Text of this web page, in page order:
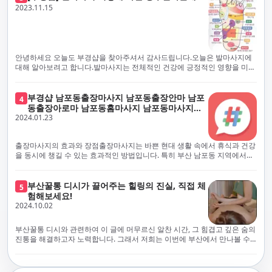
체보다는 부경샵과 같이 안전과 고객 편의를 최우선으로 생각하는 업체를
선택하는 것이 중요합니다.부산에서 러시아 홈케어를 전문으로 하는 부경샵
은, 항상 후불제로 운영하면서 청결과 안전을 가장 중요하게 여깁니다. 부산
에서 진정으로 즐거운 부산 러시아 홈케어 경험을 해보시길 바랍니다. 그렇
죠, 부경샵은 선입금을 요구하지 않아요. 부산 러시아 홈케어를 선택하기 전
에, 주의해야 할 사항들을 반드시 확인해 보세요. 선입금 관련 사기에는 항상
조심해야 합니다. 070으로 시작하는 인터넷 전화나 텔레그램 같은 메시지
앱에만 의존하는 업체는 특히 더 조심해 주세요. 이런 경우, 선입금을 하지
부경샵은 부산 출장 후불제 서비스를 모범적으로 운영하고 있으며, 명성을
악용하는 사기 업체로부터 발생할 수 있는 모든 부정행위와 간접적인 피해
를 방지하기 위해 노력하고 있어요. 만약 부경샵 을 사칭하며 선불 결제를 요
구하는 마사지 서비스를 발견하신다면, 그런 곳은 피하시고 저희에게 알려
주세요.부경샵에서는 모든 서비스가 관리사가 도착한 후에 결제하는 걸 기
본으로 해요. 부경샵은 부산에서 부산 러시아 홈케어를 전문으로 하며,
100% 후불제를 거래의 기본으로 삼고 있어요. 왜 부경샵이 특별한지 궁금하
시죠? 여기서만 느낄 수 있는 특별한 경험을 소개합니다! 부경샵과 함께라면
험을 제공해요. 준비하신 모든 것에 놀랄 준비를 하세요. 부경샵은 오랜 시간
동안 지역에서 최고의 출장업체가 되겠다는 하나의 신념으로 노력해 왔어
요.부경샵의 전통적인 서비스로, 단 한 순간도 낭비하지 않고 쌓인 피로를 풀
어드릴 거예요. 비가 오든 눈이 오든, 어디에 계시든 부경샵이 찾아가 도와드
릴게요. 부경샵의 서비스는 부산의 모든 곳, 집이든 모텔이든 호텔이든 오피
스텔이든 아파트든, 여러분을 위해 준비되어 있어요.부경샵 지역에서 가장
멀리까지 다니며, 편리함을 최우선으로 생각해요. 빠르고 효율적인 운영 시
게 조절되어, 진정한 에너지 회복을 경험하실 수 있어요.부경샵은 부산에서
전문적으로 훈련된 관리사를 다수 보유하고 있음을 자랑스럽게 여깁니다.
현대 사회의 불확실성 속에서, 부경샵은 안전을 최우선으로 여기며, 이를 위
해 100% 후불제 시행은 물론, 코로나19 상황에서도 관리사들의 건강 진단
업체에 대해서는 경계하는 것이 중요합니다. 부경샵의 접근 방식과 정책은
인천에서의 안전하고 신뢰할 수 있는 고품질 마사지 경험을 집앞에서 제공
하기 위해 고안되었습니다. 부경샵은 부산 일본인 홈케어 서비스를 전문으
로 하며, 항상 고객님의 편의와 안전을 최우선으로 고려하여 후불제 시스템
거운 마사지 경험을 보장합니다. 부경샵의 서비스는 선입금 없이 이용 가능
한 부산 일본인 홈케어로, 선입금 요구 없이 서비스를 제공함으로써 고객님
의 신뢰를 최우선으로 합니다. 이용 전 주의사항을 꼼꼼히 확인하시고, 선입
금 사기로부터 자신을 보호하는 것이 중요합니다. 부산 일본인 홈케어 서비
스를 찾으실 때는 070으로 시작하는 인터넷 전화번호나 텔레그램과 같은 메
시징 플랫폼만을 이용하는 업체에 주의해야 합니다. 이러한 서비스는 선지
급 없이 이용할 수 있어야 하며, 부경샵은 이러한 걱정 없이 안전하고 신뢰할
수 있는 서비스를 제공합니다. 부경샵은 부산 일본인 홈케어 후불제의 모범
적인 피해가 발생하지 않도록 지속적으로 노력하고 있습니다. 부경샵을 사
칭하여 선불 결제를 요구하는 마사지 서비스에 대해서는 각별한 주의가 필
요합니다. '부경샵'은 관리사의 도착 이후에 결제가 이루어지는 후불제를
기본 원칙으로 하는 부산 일본인 홈케어 전문 업체입니다. 이 운영 방식은 고
객님의 신뢰를 최우선으로 여기며, 모든 코스에서 100% 후불제를 시행하고
있습니다. 왜 부경샵이 부산에서 특별한지, 그 이유를 알려드리겠습니다.
여기서는 단순한 부산 일본인 홈케어 서비스를 넘어서, 비교 불가한 경험을
러분을 기다리고 있으니, 준비되셨나요? 부경샵은 오랜 시간 동안 지역 최
2023.11.15
안녕하세요 오늘도 부경샵을 찾아주셔서 감사드립니다.오늘은 발마사지에
대해 알아보려고 합니다.발마사지는 전체적인 건강에 긍정적인 영향을 미칠
명하겠습니다.근육 이완과 피로 완화: 발마사지는 발 아치, 발가락, 발등 등
에 위치한 다양한 근육을 이완시키는 효과가 있습니다. 일상적인 활동이나
장시간의 서있는 자세로 인해 긴장된 발 근육을 느슨하게 만들어주어 편안
함을 제공합니다. 이는 근육의 유연성을 향상시키고 근육의 혈액순환을 촉
진하는 데 도움이 됩니다.혈액순환 개선: 발마사지는 혈액순환을 촉진하는
데 기여합니다. 마사지로 근육과 혈관이 이완되면 혈액이 더 원활하게 흐르
게 되어 세포와 조직에 산소와 영양소가 빠르게 공급됩니다. 이는 세포의 기
장된 근육과 신경을 완화시켜 스트레스를 감소시킵니다. 발에는 다양한 신
경과 결절이 모여있어, 발마사지를 통해 이를 자극함으로써 정신적인 편안
함을 제공하는데 도움이 됩니다. 이는 스트레스 호르몬의 감소와 함께 심신
의 안정을 촉진합니다.면역 시스템 강화: 정기적인 발마사지는 면역 시스템
의 활동을 촉진하여 감염 및 질병에 대한 저항력을 향상시킬 수 있습니다. 마
사지는 림프순환을 촉진하고 세포 배출물을 제거함으로써 면역 시스템을 지
원합니다.숙면 유도: 발마사지는 긴장된 근육과 신경을 완화시켜 수면에 도
4 부경샵 남포동출장마사지 남포동출장안마 남포
동출장아로마 남포동홈마사지 남포동마사지출
장
2024.01.23
출장마사지의 효과와 장점출장마사지는 바쁜 현대 생활 속에서 휴식과 건강
을 동시에 챙길 수 있는 효과적인 방법입니다. 특히 부산 남포동 지역에서
와 신체적, 정신적 피로를 효과적으로 완화합니다. 전문 마사지사의 숙련된
손길은 긴장된 근육을 이완시키고, 스트레스 호르몬 수치를 감소시켜 마음
의 안정을 가져다 줍니다. 이는 일상의 업무 효율성을 높이고, 전반적인 삶의
질을 향상시키는 데 기여합니다.근육 이완과 유연성 향상:꾸준한 출장마사
지는 근육의 긴장과 경직을 해소하고 유연성을 향상시킵니다. 이는 운동 성
능을 개선하고, 근골격계 문제 및 부상 예방에 도움이 됩니다. 또한, 규칙적
인 마사지는 자세 개선에도 긍정적인 영향을 미칩니다.혈액 순환 촉진과 신
촉진합니다. 이는 신진대사를 활성화하고, 독소 배출을 돕습니다. 결과적으
5 부산꿀통 디시가 끌어주는 힐링의 진실, 직접 체
험해보세요!
2024.10.02
부산꿀통 디시와 관련하여 이 글에 머무르신 알찬 시간, 그 힘겹고 깊은 숨의
진통을 해결하고자 노력합니다. 그래서 저희는 이번에 부산에서 만나볼 수
그 해결책을 찾는 것이 어려운 상황을 맞이하는 경우가 많습니다. 부산꿀통